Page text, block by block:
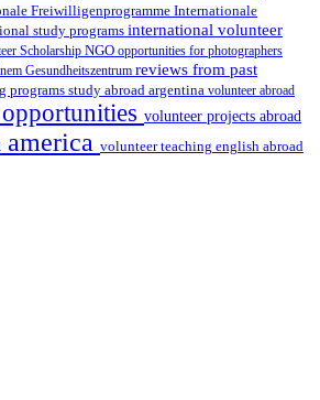
Freiwilligenprogramme Internationale
study programs international volunteer
Scholarship NGO opportunities for photographers
Gesundheitszentrum reviews from past
programs study abroad argentina volunteer abroad
volunteer projects abroad
volunteer teaching english abroad